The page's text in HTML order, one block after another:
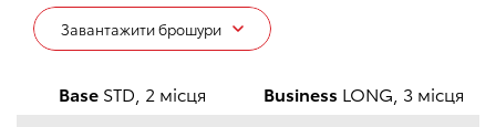
Завантажити брошури
Base STD, 2 місця Business LONG, 3 місця